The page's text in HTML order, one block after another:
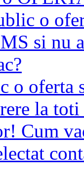
o
si nu
o oferta
la
Cum